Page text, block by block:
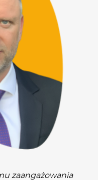
zaangażowania